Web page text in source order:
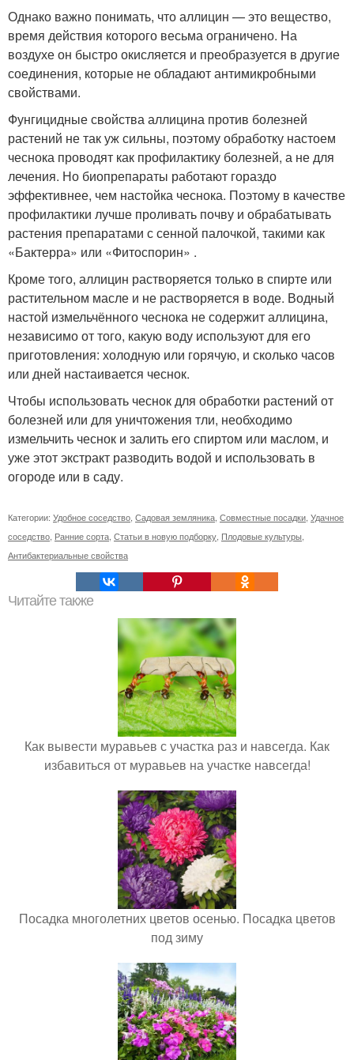
Однако важно понимать, что аллицин — это вещество,
время действия которого весьма ограничено. На
воздухе он быстро окисляется и преобразуется в другие
соединения, которые не обладают антимикробными
свойствами.
Фунгицидные свойства аллицина против болезней
растений не так уж сильны, поэтому обработку настоем
чеснока проводят как профилактику болезней, а не для
лечения. Но биопрепараты работают гораздо
эффективнее, чем настойка чеснока. Поэтому в качестве
профилактики лучше проливать почву и обрабатывать
растения препаратами с сенной палочкой, такими как
«Бактерра» или «Фитоспорин» .
Кроме того, аллицин растворяется только в спирте или
растительном масле и не растворяется в воде. Водный
настой измельчённого чеснока не содержит аллицина,
независимо от того, какую воду используют для его
приготовления: холодную или горячую, и сколько часов
или дней настаивается чеснок.
Чтобы использовать чеснок для обработки растений от
болезней или для уничтожения тли, необходимо
измельчить чеснок и залить его спиртом или маслом, и
уже этот экстракт разводить водой и использовать в
огороде или в саду.
Категории: Удобное соседство Садовая земляника Совместные посадки Удачное
соседство Ранние сорта Статьи в новую подборку Плодовые культуры
Антибактериальные свойства
Читайте также
Как вывести муравьев с участка раз и навсегда. Как
избавиться от муравьев на участке навсегда!
Посадка многолетних цветов осенью. Посадка цветов
под зиму